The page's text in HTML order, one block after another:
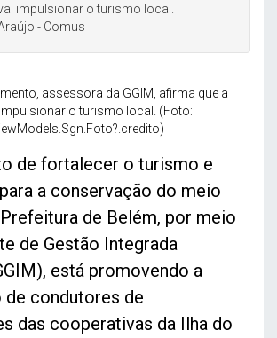
impulsionar o turismo local.
- Comus
assessora da GGIM, afirma que a
o turismo local. (Foto:
de fortalecer o turismo e
a conservação do meio
de Belém, por meio
de Gestão Integrada
está promovendo a
de condutores de
das cooperativas da Ilha do